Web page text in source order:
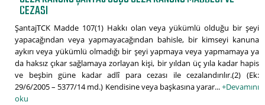
CEZASI
ŞantajTCK Madde 107(1) Hakkı olan veya yükümlü olduğu bir şeyi
yapacağından veya yapmayacağından bahisle, bir kimseyi kanuna
aykırı veya yükümlü olmadığı bir şeyi yapmaya veya yapmamaya ya
da haksız çıkar sağlamaya zorlayan kişi, bir yıldan üç yıla kadar hapis
ve beşbin güne kadar adlî para cezası ile cezalandırılır.(2) (Ek:
29/6/2005 – 5377/14 md.) Kendisine veya başkasına yarar...+Devamını
oku